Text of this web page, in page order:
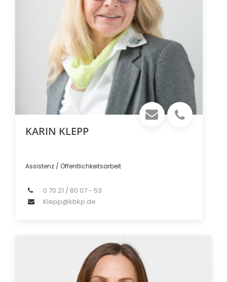
KARIN KLEPP
Assistenz / Öffentlichkeitsarbeit
0 70 21 / 80 07 - 53
Klepp@kbkp.de